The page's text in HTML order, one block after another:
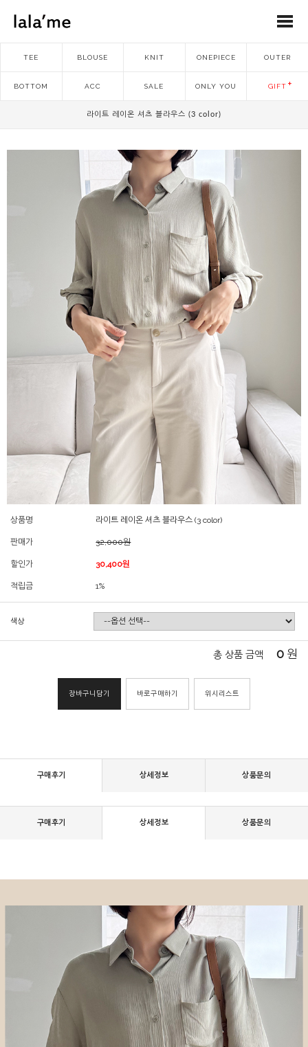
TEE BLOUSE KNIT ONEPIECE OUTER
BOTTOM ACC SALE ONLY YOU GIFT
라이트 레이온 셔츠 블라우스 (3 color)
상품명 라이트 레이온 셔츠 블라우스 (3 color)
판매가 32,000원
할인가 30,400원
적립금 1%
색상
총 상품 금액 0 원
장바구니담기 바로구매하기 위시리스트
구매후기 상세정보 상품문의
구매후기 상세정보 상품문의